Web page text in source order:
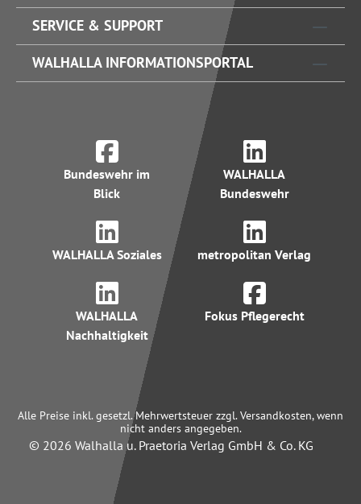
SERVICE & SUPPORT
WALHALLA INFORMATIONSPORTAL
Bundeswehr im
Blick
WALHALLA
Bundeswehr
WALHALLA Soziales metropolitan Verlag
WALHALLA
Nachhaltigkeit
Fokus Pflegerecht
Alle Preise inkl. gesetzl. Mehrwertsteuer zzgl. Versandkosten, wenn
nicht anders angegeben.
© 2026 Walhalla u. Praetoria Verlag GmbH & Co. KG